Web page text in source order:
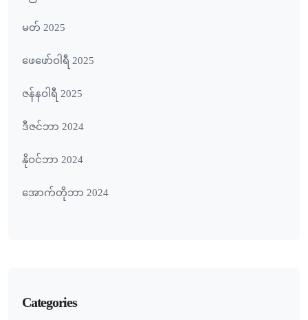
မတ် 2025
ဖေ‌ဖော်ဝါရီ 2025
ဇန်နဝါရီ 2025
ဒီဇင်ဘာ 2024
နိုဝင်ဘာ 2024
အောက်တိုဘာ 2024
Categories